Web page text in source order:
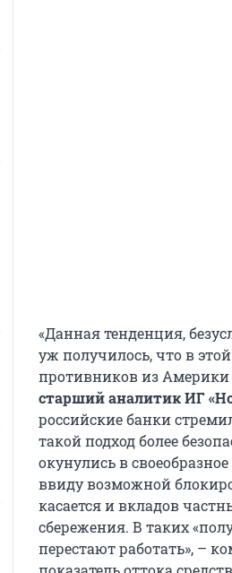
«Данная тенденция,
уж получилось, что в
противников из Америки
старший аналитик ИГ
российские банки
такой подход более
окунулись в
ввиду возможной
касается и вкладов
сбережения. В таких
перестают работать», –